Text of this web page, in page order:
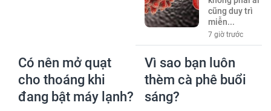
cũng duy trì
miễn...
7 giờ trước
Có nên mở quạt
cho thoáng khi
đang bật máy lạnh?
Vì sao bạn luôn
thèm cà phê buổi
sáng?